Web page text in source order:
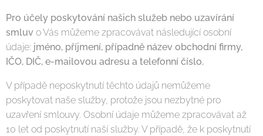
Pro účely poskytování našich služeb nebo uzavírání
smluv o Vás můžeme zpracovávat následující osobní
údaje: jméno, příjmení, případně název obchodní firmy,
IČO, DIČ, e-mailovou adresu a telefonní číslo.
V případě neposkytnutí těchto údajů nemůžeme
poskytovat naše služby, protože jsou nezbytné pro
uzavření smlouvy. Osobní údaje můžeme zpracovávat až
10 let od poskytnutí naší služby. V případě, že k poskytnutí